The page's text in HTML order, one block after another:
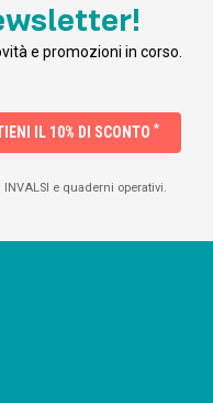
e promozioni in corso.
IL 10% DI SCONTO *
e quaderni operativi.